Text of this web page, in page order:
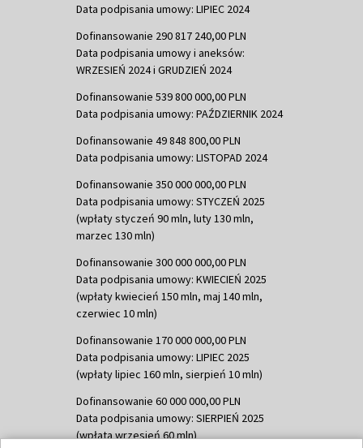
Data podpisania umowy: LIPIEC 2024
Dofinansowanie 290 817 240,00 PLN
Data podpisania umowy i aneksów:
WRZESIEŃ 2024 i GRUDZIEŃ 2024
Dofinansowanie 539 800 000,00 PLN
Data podpisania umowy: PAŹDZIERNIK 2024
Dofinansowanie 49 848 800,00 PLN
Data podpisania umowy: LISTOPAD 2024
Dofinansowanie 350 000 000,00 PLN
Data podpisania umowy: STYCZEŃ 2025
(wpłaty styczeń 90 mln, luty 130 mln,
marzec 130 mln)
Dofinansowanie 300 000 000,00 PLN
Data podpisania umowy: KWIECIEŃ 2025
(wpłaty kwiecień 150 mln, maj 140 mln,
czerwiec 10 mln)
Dofinansowanie 170 000 000,00 PLN
Data podpisania umowy: LIPIEC 2025
(wpłaty lipiec 160 mln, sierpień 10 mln)
Dofinansowanie 60 000 000,00 PLN
Data podpisania umowy: SIERPIEŃ 2025
(wpłata wrzesień 60 mln)